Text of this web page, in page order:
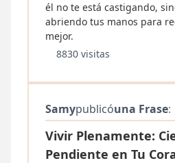
él no te está castigando,
abriendo tus manos para
mejor.
8830 visitas
Samypublicóuna Frase:
Vivir Plenamente:
Pendiente en Tu